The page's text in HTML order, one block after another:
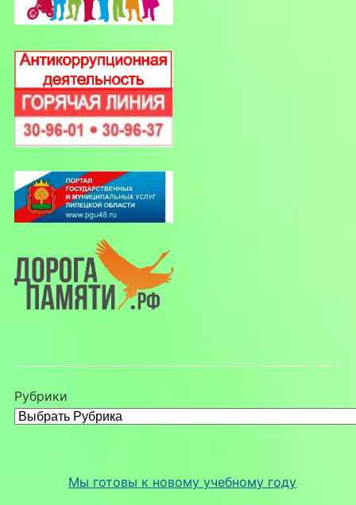
Рубрики
Мы готовы к новому учебному году